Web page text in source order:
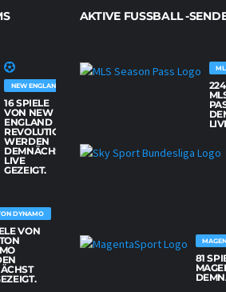
NEW ENGLAND REVOLUTION
16 SPIELE
VON NEW
ENGLAND
REVOLUTION
WERDEN
DEMNÄCHST
LIVE
GEZEIGT.
DYNAMO
VON
AKTIVE FUSSBALL -
81